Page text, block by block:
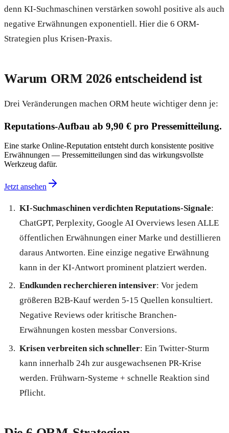
denn KI-Suchmaschinen verstärken sowohl positive als auch
negative Erwähnungen exponentiell. Hier die 6 ORM-
Strategien plus Krisen-Praxis.
Warum ORM 2026 entscheidend ist
Drei Veränderungen machen ORM heute wichtiger denn je:
Reputations-Aufbau ab 9,90 € pro Pressemitteilung.
Eine starke Online-Reputation entsteht durch konsistente positive
Erwähnungen — Pressemitteilungen sind das wirkungsvollste
Werkzeug dafür.
Jetzt ansehen
KI-Suchmaschinen verdichten Reputations-Signale:
ChatGPT, Perplexity, Google AI Overviews lesen ALLE
öffentlichen Erwähnungen einer Marke und destillieren
daraus Antworten. Eine einzige negative Erwähnung
kann in der KI-Antwort prominent platziert werden.
Endkunden recherchieren intensiver: Vor jedem
größeren B2B-Kauf werden 5-15 Quellen konsultiert.
Negative Reviews oder kritische Branchen-
Erwähnungen kosten messbar Conversions.
Krisen verbreiten sich schneller: Ein Twitter-Sturm
kann innerhalb 24h zur ausgewachsenen PR-Krise
werden. Frühwarn-Systeme + schnelle Reaktion sind
Pflicht.